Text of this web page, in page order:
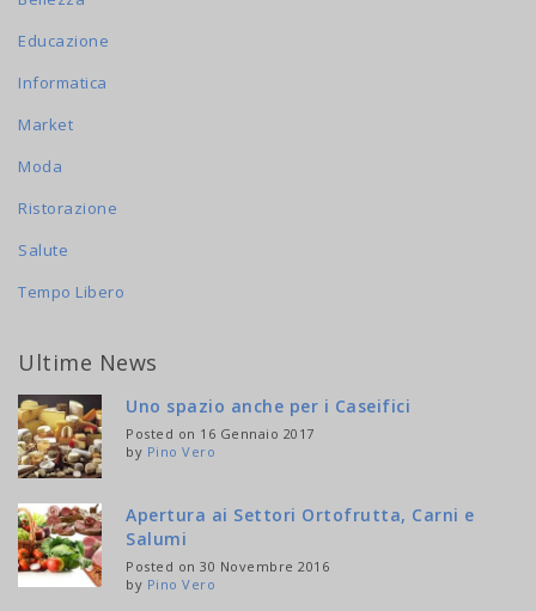
Educazione
Informatica
Market
Moda
Ristorazione
Salute
Tempo Libero
Ultime News
Uno spazio anche per i Caseifici
Posted on 16 Gennaio 2017
by Pino Vero
Apertura ai Settori Ortofrutta, Carni e
Salumi
Posted on 30 Novembre 2016
by Pino Vero